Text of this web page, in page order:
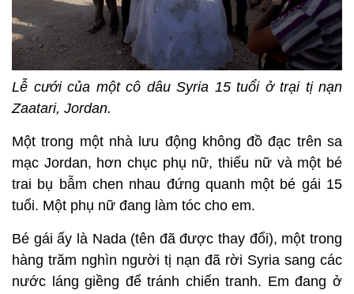
Lễ cưới của một cô dâu Syria 15 tuổi ở trại tị nạn
Zaatari, Jordan.
Một trong một nhà lưu động không đồ đạc trên sa
mạc Jordan, hơn chục phụ nữ, thiếu nữ và một bé
trai bụ bẫm chen nhau đứng quanh một bé gái 15
tuổi. Một phụ nữ đang làm tóc cho em.
Bé gái ấy là Nada (tên đã được thay đổi), một trong
hàng trăm nghìn người tị nạn đã rời Syria sang các
nước láng giềng để tránh chiến tranh. Em đang ở